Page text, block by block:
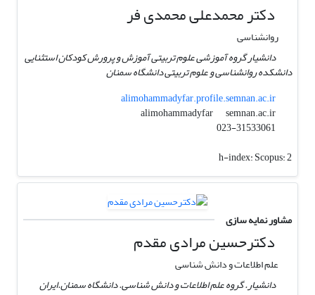
دکتر محمدعلی محمدی فر
روانشناسی
دانشیار گروه آموزشی علوم تربیتی آموزش و پرورش کودکان استثنایی
دانشکده روانشناسی و علوم تربیتی دانشگاه سمنان
alimohammadyfar.profile.semnan.ac.ir
alimohammadyfar
semnan.ac.ir
h-index:Scopus: 2
مشاور نمایه سازی
دکترحسین مرادی مقدم
علم اطلاعات و دانش شناسی
دانشیار. گروه علم اطلاعات و دانش شناسی. دانشگاه سمنان.ایران